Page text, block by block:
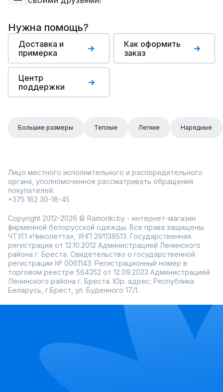
Нужна помощь?
Доставка и
примерка
Как оформить
заказ
Центр
поддержки
Большие размеры Теплые Легкие Нарядные
Лицо местного исполнительного и распорядительного
органа, уполномоченное рассматривать обращения
покупателей:
+375 162 30-18-45
Copyright 2012-2026 © Ramonki.by - интернет-магазин
фирменной белорусской одежды. Все права защищены.
ЧТУП «Чиколетта», УНП 291136513. Государственная
регистрация от 12.10.2012 Администрацией Ленинского
района г. Бреста. Свидетельство о государственной
регистрации № 0061143. Регистрационный номер в
торговом реестре 564352 от 12.09.2023 Администрацией
Ленинского района г. Бреста. Юр. адрес: Республика
Беларусь, г.Брест, ул. Буденного 17/1.